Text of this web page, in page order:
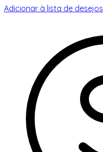
Adicionar à lista de desejos